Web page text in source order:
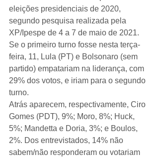
eleições presidenciais de 2020,
segundo pesquisa realizada pela
XP/Ipespe de 4 a 7 de maio de 2021.
Se o primeiro turno fosse nesta terça-
feira, 11, Lula (PT) e Bolsonaro (sem
partido) empatariam na liderança, com
29% dos votos, e iriam para o segundo
turno.
Atrás aparecem, respectivamente, Ciro
Gomes (PDT), 9%; Moro, 8%; Huck,
5%; Mandetta e Doria, 3%; e Boulos,
2%. Dos entrevistados, 14% não
sabem/não responderam ou votariam